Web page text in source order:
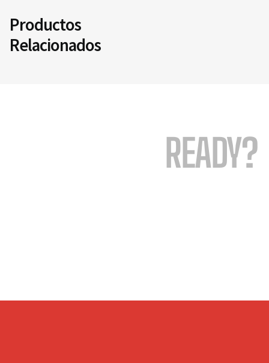
Productos
Relacionados
READY?